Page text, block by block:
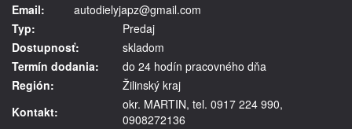
Email:
autodielyjapz@gmail.com
Typ:
Predaj
Dostupnosť:
skladom
Termín dodania:
do 24 hodín pracovného dňa
Región:
Žilinský kraj
Kontakt:
okr. MARTIN, tel. 0917 224 990,
0908272136